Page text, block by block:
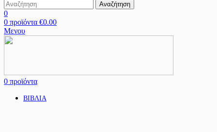
Αναζήτηση
0
0 προϊόντα €0.00
Μενου
0 προϊόντα
ΒΙΒΛΙΑ